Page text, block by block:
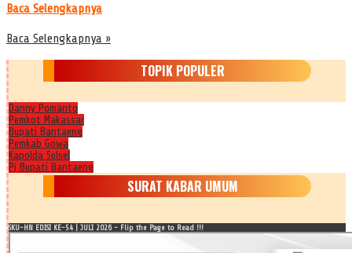
Baca Selengkapnya
Baca Selengkapnya »
TOPIK POPULER
Danny Pomanto
Pemkot Makassar
Bupati Bantaeng
Pemkab Gowa
Kapolda Sulsel
Pj Bupati Bantaeng
SURAT KABAR UMUM
SKU-HN EDISI KE-54 | JULI 2026 - Flip the Page to Read !!!